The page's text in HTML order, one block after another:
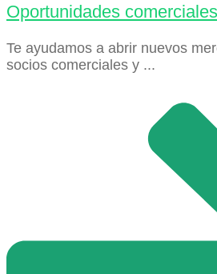
Oportunidades
Te ayudamos a abrir nuevos
socios comerciales y ...